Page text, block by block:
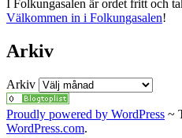
I Folkungasalen är ordet fritt och
Välkommen in i Folkungasalen!
Arkiv
Arkiv
Proudly powered by WordPress ~
WordPress.com.